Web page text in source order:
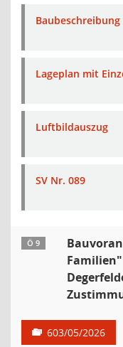
Baubeschreibung
Lageplan mit
Luftbildauszug
SV Nr. 089
Ö 9
603/05/2026